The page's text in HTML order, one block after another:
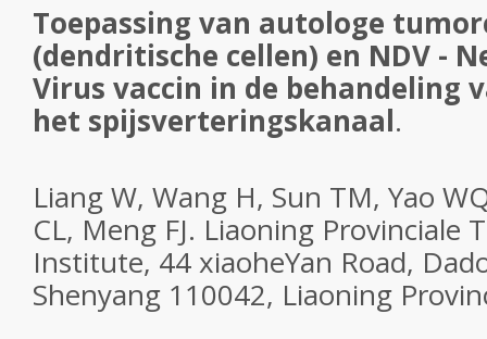
Toepassing van autologe
(dendritische cellen) en NDV -
Virus vaccin in de behandeling
het spijsverteringskanaal.
Liang W, Wang H, Sun TM, Yao
CL, Meng FJ. Liaoning Provinciale
Institute, 44 xiaoheYan Road,
Shenyang 110042, Liaoning